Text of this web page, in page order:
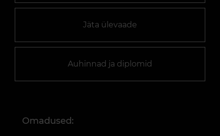
Jäta ülevaade
Auhinnad ja diplomid
Omadused: